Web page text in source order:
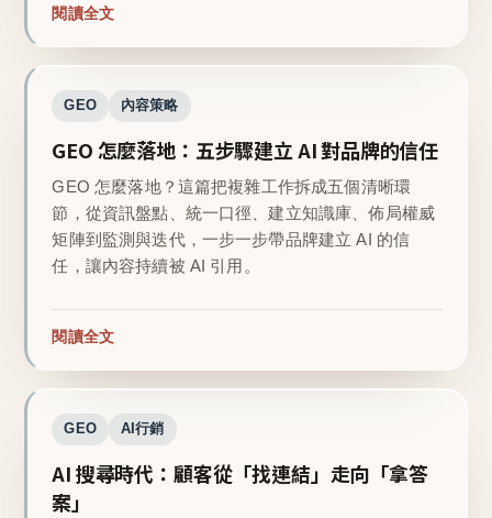
閱讀全文
GEO 內容策略
GEO 怎麼落地：五步驟建立 AI 對品牌的信任
GEO 怎麼落地？這篇把複雜工作拆成五個清晰環
節，從資訊盤點、統一口徑、建立知識庫、佈局權威
矩陣到監測與迭代，一步一步帶品牌建立 AI 的信
任，讓內容持續被 AI 引用。
閱讀全文
GEO AI行銷
AI 搜尋時代：顧客從「找連結」走向「拿答
案」